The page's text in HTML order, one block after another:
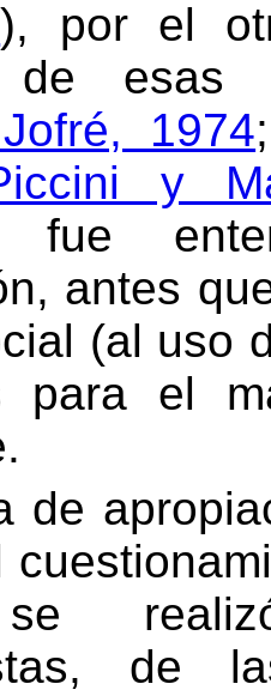
), por el
de esas
1974
y
fue
antes
(al uso
para el
de
se
de